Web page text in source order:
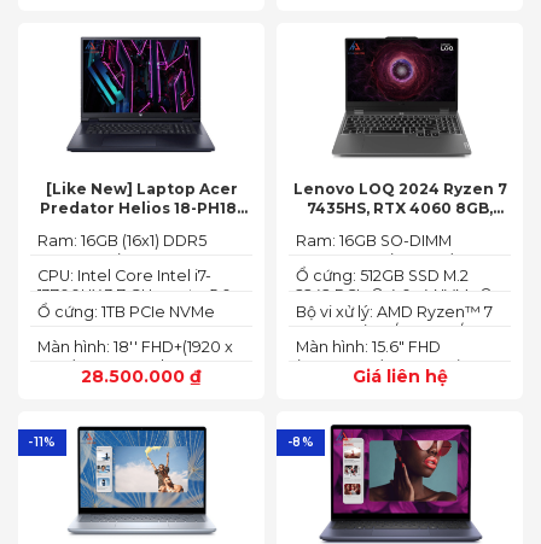
[Like New] Laptop Acer
Predator Helios 18-PH18-
13700HX, RTX 4060 8GB,
16GB, SSD 1TB, 18″ FHD+
165HZ)
28.500.000 ₫
Màn hình: 18'' FHD+(1920 x
1200) 165 Hz In-plane
Switching (IPS)
Ổ cứng: 1TB PCIe NVMe
CPU: Intel Core Intel i7-
13700HX 3.7 GHz up to 5.0
GHz 30MB
Ram: 16GB (16x1) DDR5
4800MHz (2x SO-DIMM
socket, up to 32GB
Lenovo LOQ 2024 Ryzen 7
7435HS, RTX 4060 8GB,
144Hz, 100% sRGB
Giá liên hệ
Màn hình: 15.6" FHD
(1920x1080) IPS 300nits
Anti-glare, 100% sRGB,
Bộ vi xử lý: AMD Ryzen™ 7
74355HS (8C / 16T, 3.8 /
5.1GHz, 8MB L2 / 16MB L3)
Ổ cứng: 512GB SSD M.2
2242 PCIe® 4.0x4 NVMe®
(2 slots nvme)
Ram: 16GB SO-DIMM
DDR5-5600 (max 64)
-11% -8%